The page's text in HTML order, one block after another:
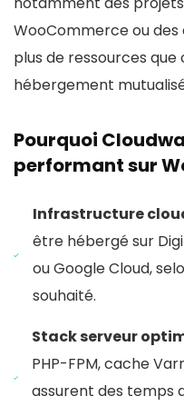
WooCommerce ou
plus de ressources
hébergement
Pourquoi
performant sur
Infrastructure
être hébergé sur
ou Google Cloud,
souhaité.
Stack serveur
PHP-FPM, cache
assurent des temps